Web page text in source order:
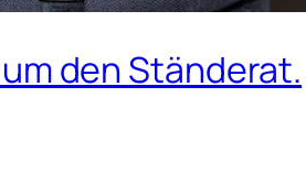
den Ständerat.